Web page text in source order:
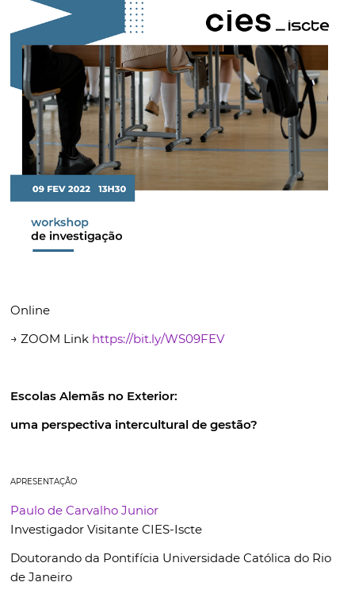
Online
→ ZOOM Link https://bit.ly/WS09FEV
Escolas Alemãs no Exterior:
uma perspectiva intercultural de gestão?
APRESENTAÇÃO
Paulo de Carvalho Junior
Investigador Visitante CIES-Iscte
Doutorando da Pontifícia Universidade Católica do Rio
de Janeiro